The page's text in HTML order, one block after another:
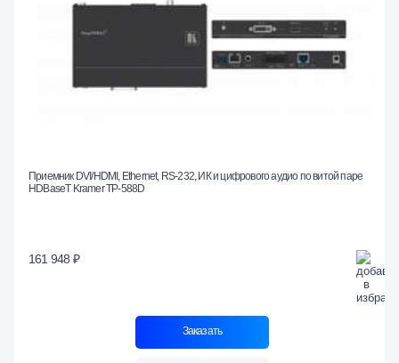
Приемник DVI/HDMI, Ethernet, RS-232, ИК и цифрового аудио по витой паре
HDBaseT Kramer TP-588D
161 948 ₽
Заказать